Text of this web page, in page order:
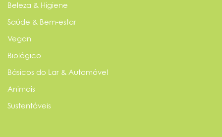
Beleza & Higiene
Saúde & Bem-estar
Vegan
Biológico
Básicos do Lar & Automóvel
Animais
Sustentáveis